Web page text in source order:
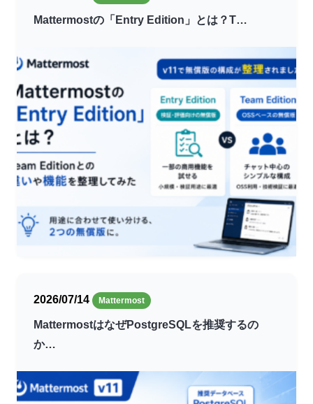
Mattermostの「Entry Edition」とは？T…
2026/07/14 Mattermost
MattermostはなぜPostgreSQLを推奨するの
か…